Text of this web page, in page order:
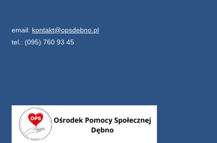
email: kontakt@opsdebno.pl
tel.: (095) 760 93 45